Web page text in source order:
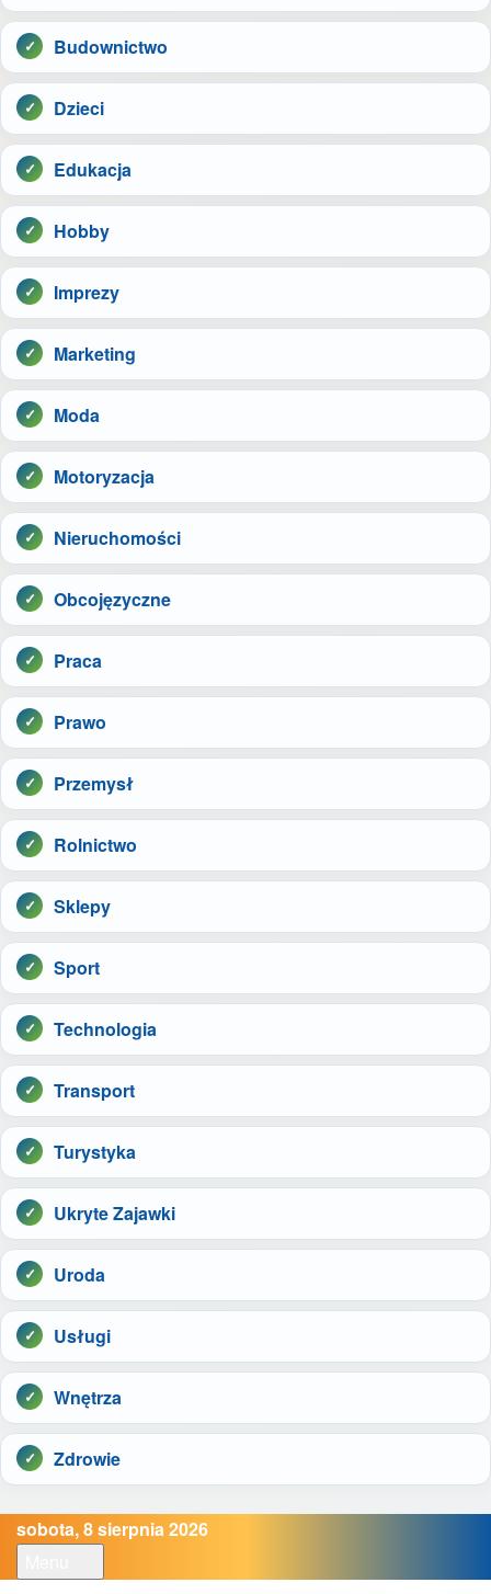
Budownictwo
Dzieci
Edukacja
Hobby
Imprezy
Marketing
Moda
Motoryzacja
Nieruchomości
Obcojęzyczne
Praca
Prawo
Przemysł
Rolnictwo
Sklepy
Sport
Technologia
Transport
Turystyka
Ukryte Zajawki
Uroda
Usługi
Wnętrza
Zdrowie
sobota, 8 sierpnia 2026